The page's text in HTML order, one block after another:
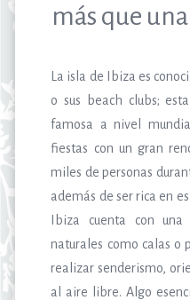
más que
La isla de Ibiza es
o sus beach clubs;
famosa a nivel
fiestas con un gran
miles de personas
además de ser rica en
Ibiza cuenta con
naturales como calas o
realizar senderismo,
al aire libre. Algo